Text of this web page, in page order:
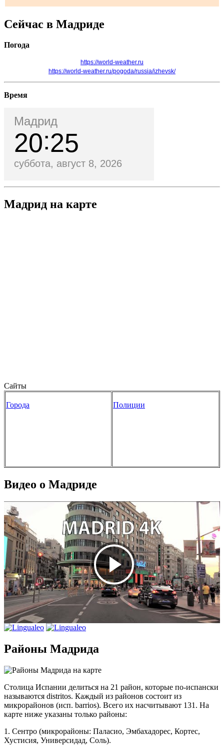
Сейчас в Мадриде
Погода
https://world-weather.ru
https://world-weather.ru/pogoda/russia/izhevsk/
Время
Мадрид
20 25
суббота, август 8, 2026
Мадрид на карте
Сайты
Города Полиции
Видео о Мадриде
Районы Мадрида
Столица Испании делиться на 21 район, которые по-испански
называются distritos. Каждый из районов состоит из
микрорайонов (исп. barrios). Всего их насчитывают 131. На
карте ниже указаны только районы:
1. Сентро (микрорайоны: Паласио, Эмбахадорес, Кортес,
Хустисия, Универсидад, Соль).